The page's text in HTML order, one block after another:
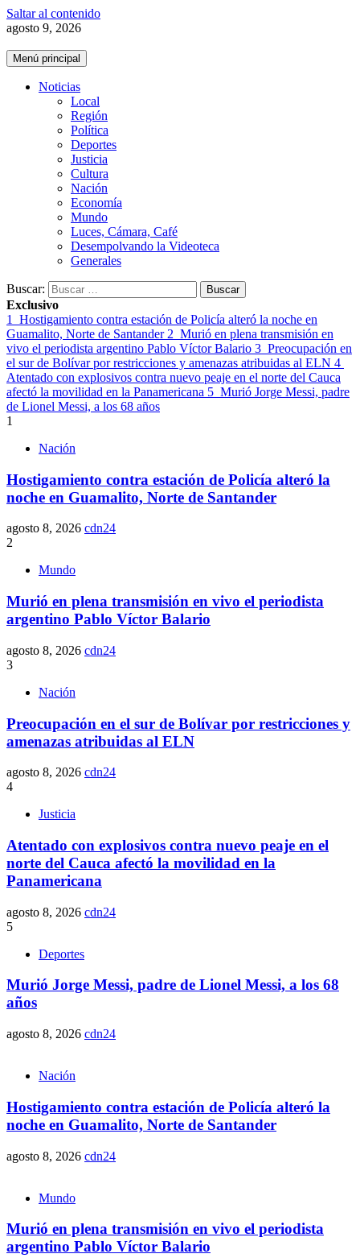
Saltar al contenido
agosto 9, 2026
Menú principal
Noticias
Local
Región
Política
Deportes
Justicia
Cultura
Nación
Economía
Mundo
Luces, Cámara, Café
Desempolvando la Videoteca
Generales
Buscar:
Exclusivo
1
Hostigamiento contra estación de Policía alteró la noche en
Guamalito, Norte de Santander 2 Murió en plena transmisión en
vivo el periodista argentino Pablo Víctor Balario 3 Preocupación en
el sur de Bolívar por restricciones y amenazas atribuidas al ELN 4
Atentado con explosivos contra nuevo peaje en el norte del Cauca
afectó la movilidad en la Panamericana 5 Murió Jorge Messi, padre
de Lionel Messi, a los 68 años
1
Nación
Hostigamiento contra estación de Policía alteró la
noche en Guamalito, Norte de Santander
agosto 8, 2026 cdn24
2
Mundo
Murió en plena transmisión en vivo el periodista
argentino Pablo Víctor Balario
agosto 8, 2026 cdn24
3
Nación
Preocupación en el sur de Bolívar por restricciones y
amenazas atribuidas al ELN
agosto 8, 2026 cdn24
4
Justicia
Atentado con explosivos contra nuevo peaje en el
norte del Cauca afectó la movilidad en la
Panamericana
agosto 8, 2026 cdn24
5
Deportes
Murió Jorge Messi, padre de Lionel Messi, a los 68
años
agosto 8, 2026 cdn24
Nación
Hostigamiento contra estación de Policía alteró la
noche en Guamalito, Norte de Santander
agosto 8, 2026 cdn24
Mundo
Murió en plena transmisión en vivo el periodista
argentino Pablo Víctor Balario